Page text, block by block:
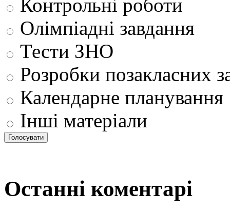
Контрольні роботи
Олімпіадні завдання
Тести ЗНО
Розробки позакласних
Календарне планування
Інші матеріали
Останні коментарі